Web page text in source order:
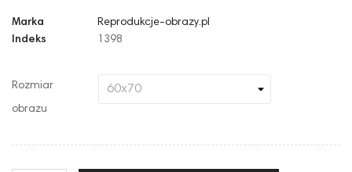
Marka
Reprodukcje-obrazy.pl
Indeks
1398
Rozmiar
obrazu